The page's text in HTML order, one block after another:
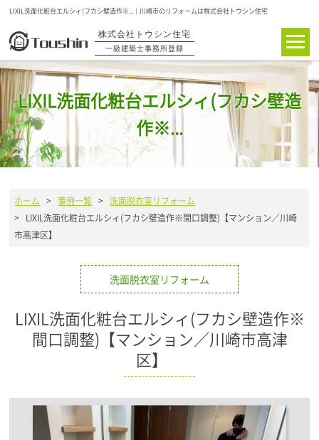
LIXIL洗面化粧台エルシィ(フカシ壁造作※...｜川崎市のリフォームは株式会社トウシン住宅
株式会社トウシン住宅
一級建築士事務所登録
LIXIL洗面化粧台エルシィ(フカシ壁造
作※...
ホーム >事例一覧 >洗面脱衣室リフォーム
> LIXIL洗面化粧台エルシィ(フカシ壁造作※間口調整)【マンション／川崎
市高津区】
洗面脱衣室リフォーム
LIXIL洗面化粧台エルシィ(フカシ壁造作※
間口調整)【マンション／川崎市高津
区】